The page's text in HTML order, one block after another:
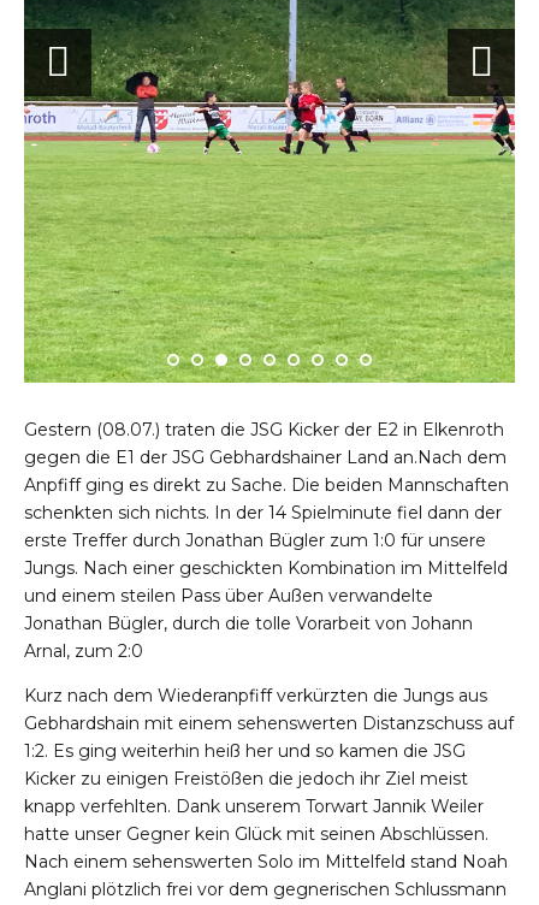
Gestern (08.07.) traten die JSG Kicker der E2 in Elkenroth
gegen die E1 der JSG Gebhardshainer Land an.Nach dem
Anpfiff ging es direkt zu Sache. Die beiden Mannschaften
schenkten sich nichts. In der 14 Spielminute fiel dann der
erste Treffer durch Jonathan Bügler zum 1:0 für unsere
Jungs. Nach einer geschickten Kombination im Mittelfeld
und einem steilen Pass über Außen verwandelte
Jonathan Bügler, durch die tolle Vorarbeit von Johann
Arnal, zum 2:0
Kurz nach dem Wiederanpfiff verkürzten die Jungs aus
Gebhardshain mit einem sehenswerten Distanzschuss auf
1:2. Es ging weiterhin heiß her und so kamen die JSG
Kicker zu einigen Freistößen die jedoch ihr Ziel meist
knapp verfehlten. Dank unserem Torwart Jannik Weiler
hatte unser Gegner kein Glück mit seinen Abschlüssen.
Nach einem sehenswerten Solo im Mittelfeld stand Noah
Anglani plötzlich frei vor dem gegnerischen Schlussmann